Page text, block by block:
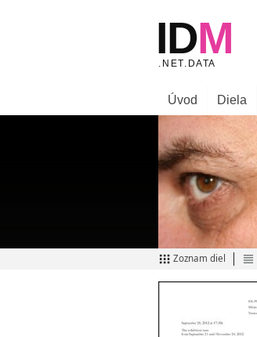
Úvod Diela
Zoznam diel